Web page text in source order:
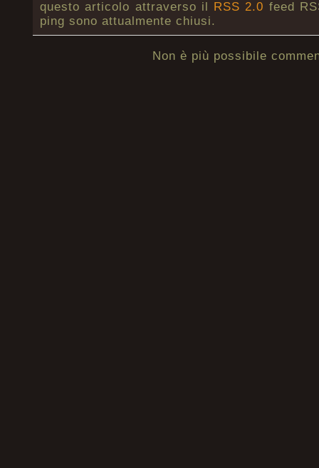
questo articolo attraverso il RSS 2.0 feed
ping sono attualmente chiusi.
Non è più possibile